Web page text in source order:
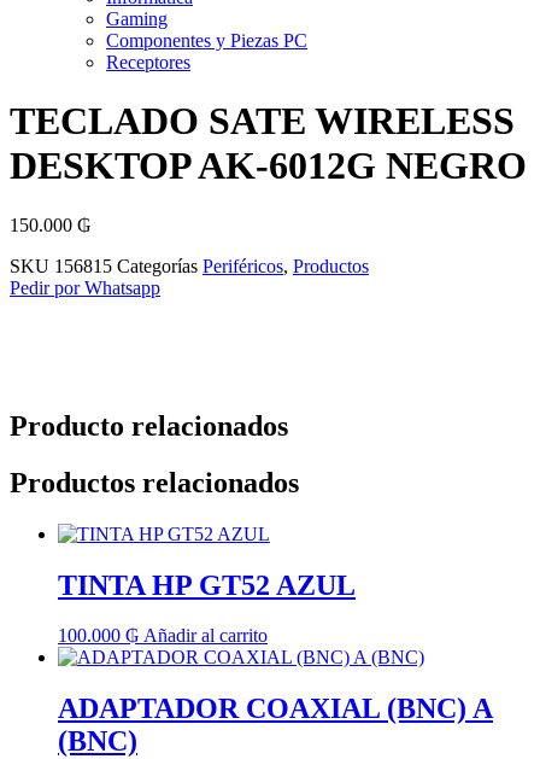
Gaming
Componentes y Piezas PC
Receptores
TECLADO SATE WIRELESS
DESKTOP AK-6012G NEGRO
150.000 ₲
SKU 156815 Categorías Periféricos, Productos
Pedir por Whatsapp
Producto relacionados
Productos relacionados
TINTA HP GT52 AZUL
100.000 ₲ Añadir al carrito
ADAPTADOR COAXIAL (BNC) A
(BNC)